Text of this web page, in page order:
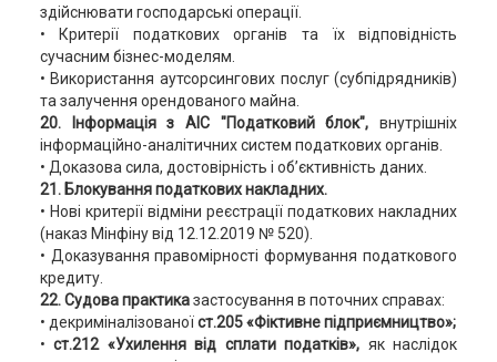
здійснювати господарські операції.
• Критерії податкових органів та їх відповідність
сучасним бізнес-моделям.
• Використання аутсорсингових послуг (субпідрядників)
та залучення орендованого майна.
20. Інформація з АІС "Податковий блок", внутрішніх
інформаційно-аналітичних систем податкових органів.
• Доказова сила, достовірність і об’єктивність даних.
21. Блокування податкових накладних.
• Нові критерії відміни реєстрації податкових накладних
(наказ Мінфіну від 12.12.2019 № 520).
• Доказування правомірності формування податкового
кредиту.
22. Судова практиказастосування в поточних справах:
• декриміналізованоїст.205 «Фіктивне підприємництво»;
•ст.212 «Ухилення від сплати податків», як наслідок